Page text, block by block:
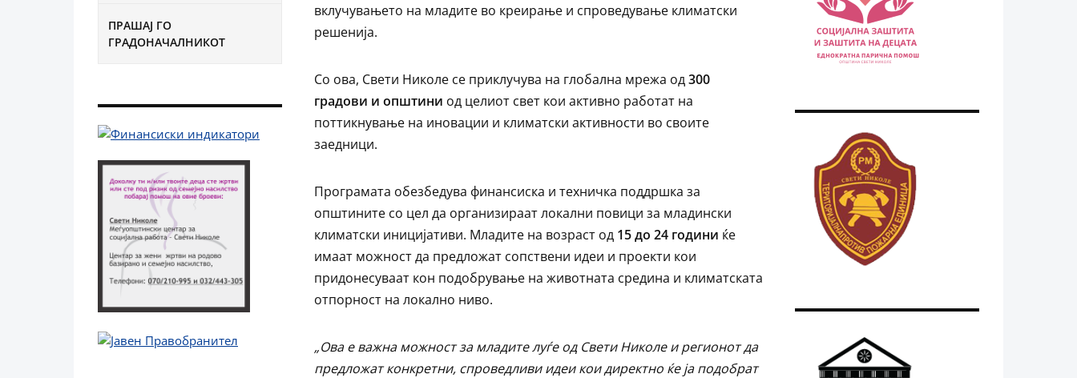
ПРАШАЈ ГО
ГРАДОНАЧАЛНИКОТ
вклучувањето на младите во креирање и спроведување климатски
решенија.
Со ова, Свети Николе се приклучува на глобална мрежа од300
градови и општини од целиот свет кои активно работат на
поттикнување на иновации и климатски активности во своите
заедници.
Програмата обезбедува финансиска и техничка поддршка за
општините со цел да организираат локални повици за младински
климатски иницијативи. Младите на возраст од 15 до 24 години ќе
имаат можност да предложат сопствени идеи и проекти кои
придонесуваат кон подобрување на животната средина и климатската
отпорност на локално ниво.
„Ова е важна можност за младите луѓе од Свети Николеи регионотда
предложат конкретни, спроведливи идеи кои директно ќе ја подобрат